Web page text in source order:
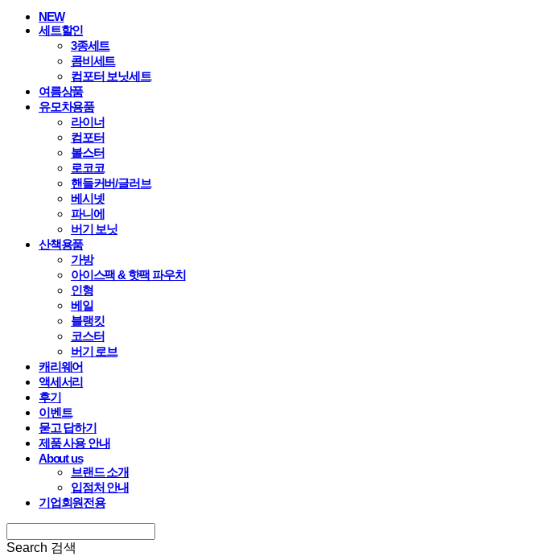
NEW
세트할인
3종세트
콤비세트
컴포터 보닛세트
여름상품
유모차용품
라이너
컴포터
볼스터
로코코
핸들커버/글러브
베시넷
파니에
버기 보닛
산책용품
가방
아이스팩 & 핫팩 파우치
인형
베일
블랭킷
코스터
버기 로브
캐리웨어
액세서리
후기
이벤트
묻고 답하기
제품 사용 안내
About us
브랜드 소개
입점처 안내
기업회원전용
Search 검색